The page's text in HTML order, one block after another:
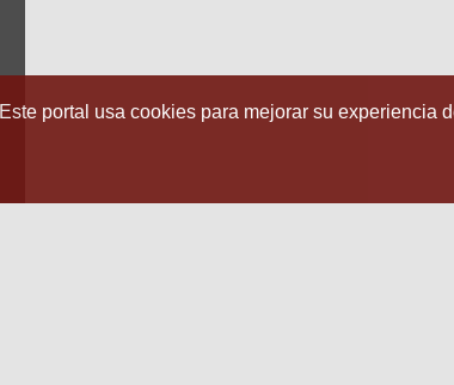
Este portal usa cookies para mejorar su experiencia